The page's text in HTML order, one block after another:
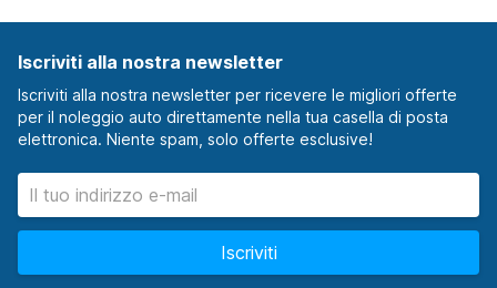
Iscriviti alla nostra newsletter
Iscriviti alla nostra newsletter per ricevere le migliori offerte
per il noleggio auto direttamente nella tua casella di posta
elettronica. Niente spam, solo offerte esclusive!
Iscriviti